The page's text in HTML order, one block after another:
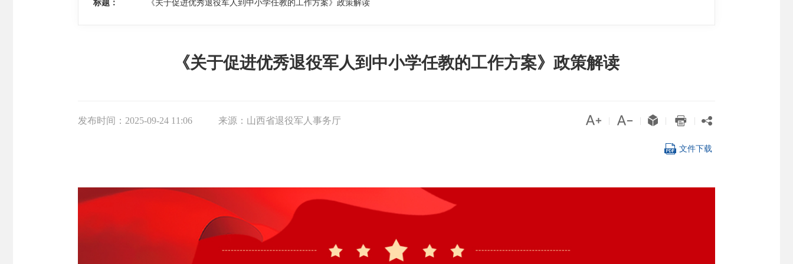
标题： 《关于促进优秀退役军人到中小学任教的工作方案》政策解读
《关于促进优秀退役军人到中小学任教的工作方案》政策解读
发布时间： 2025-09-24 11:06 来源： 山西省退役军人事务厅     
 文件下载